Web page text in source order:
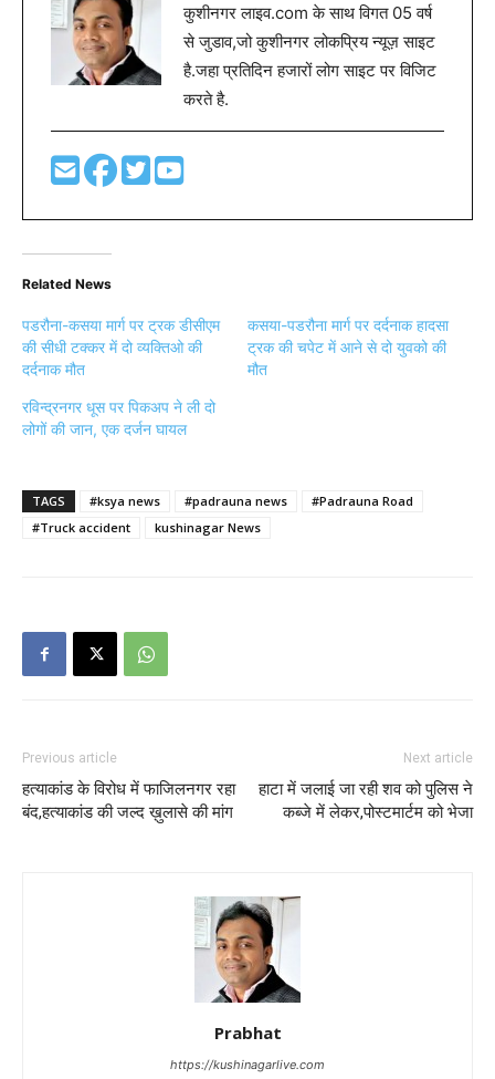
कुशीनगर लाइव.com के साथ विगत 05 वर्ष
से जुडाव,जो कुशीनगर लोकप्रिय न्यूज़ साइट
है.जहा प्रतिदिन हजारों लोग साइट पर विजिट
करते है.
Related News
पडरौना-कसया मार्ग पर ट्रक डीसीएम
की सीधी टक्कर में दो व्यक्तिओ की
दर्दनाक मौत
कसया-पडरौना मार्ग पर दर्दनाक हादसा
ट्रक की चपेट में आने से दो युवको की
मौत
रविन्द्रनगर धूस पर पिकअप ने ली दो
लोगों की जान, एक दर्जन घायल
TAGS #ksya news #padrauna news
#Padrauna Road
#Truck accident
kushinagar News
Previous article
हत्याकांड के विरोध में फाजिलनगर रहा
बंद,हत्याकांड की जल्द ख़ुलासे की मांग
Next article
हाटा में जलाई जा रही शव को पुलिस ने
कब्जे में लेकर,पोस्टमार्टम को भेजा
Prabhat
https://kushinagarlive.com